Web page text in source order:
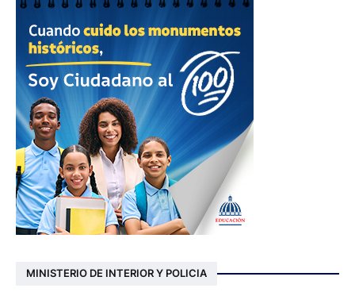
MINISTERIO DE INTERIOR Y POLICIA